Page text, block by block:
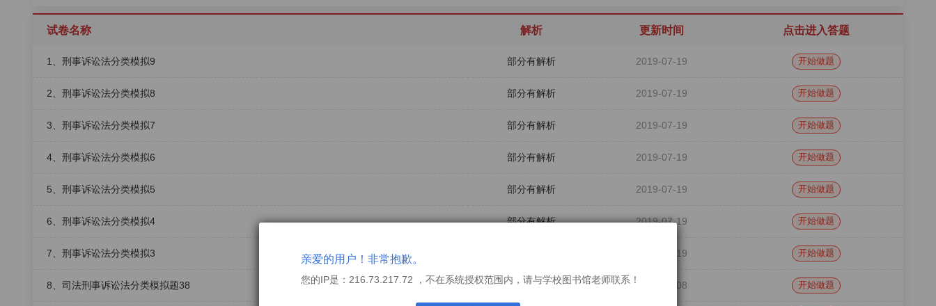
亲爱的用户！非常抱歉。
您的IP是：216.73.217.72 ，不在系统授权范围内，请与学校图书馆老师联系！
试卷名称 解析 更新时间 点击进入答题
1、刑事诉讼法分类模拟9 部分有解析 2019-07-19 开始做题
2、刑事诉讼法分类模拟8 部分有解析 2019-07-19 开始做题
3、刑事诉讼法分类模拟7 部分有解析 2019-07-19 开始做题
4、刑事诉讼法分类模拟6 部分有解析 2019-07-19 开始做题
5、刑事诉讼法分类模拟5 部分有解析 2019-07-19 开始做题
6、刑事诉讼法分类模拟4 部分有解析 2019-07-19 开始做题
7、刑事诉讼法分类模拟3 2019-07-19 开始做题
8、司法刑事诉讼法分类模拟题38 有解析 2018-07-08 开始做题